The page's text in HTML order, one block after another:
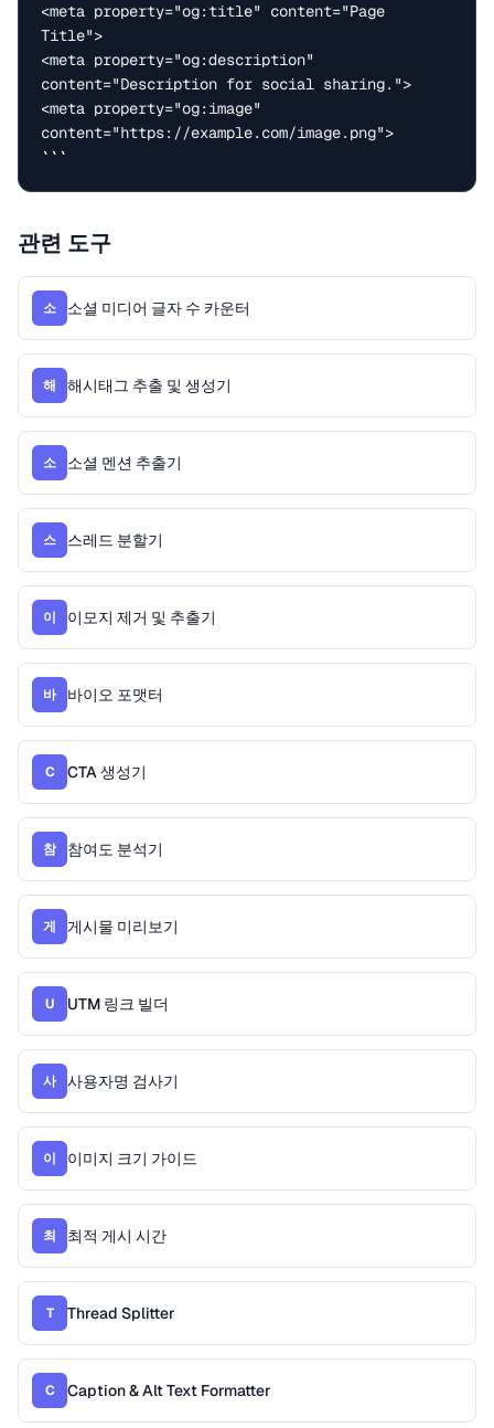
<meta property="og:title" content="Page
Title">
<meta property="og:description"
content="Description for social sharing.">
<meta property="og:image"
content="https://example.com/image.png">
```
관련 도구
소 소셜 미디어 글자 수 카운터
해 해시태그 추출 및 생성기
소 소셜 멘션 추출기
스 스레드 분할기
이 이모지 제거 및 추출기
바 바이오 포맷터
C CTA 생성기
참 참여도 분석기
게 게시물 미리보기
U UTM 링크 빌더
사 사용자명 검사기
이 이미지 크기 가이드
최 최적 게시 시간
T Thread Splitter
C Caption & Alt Text Formatter